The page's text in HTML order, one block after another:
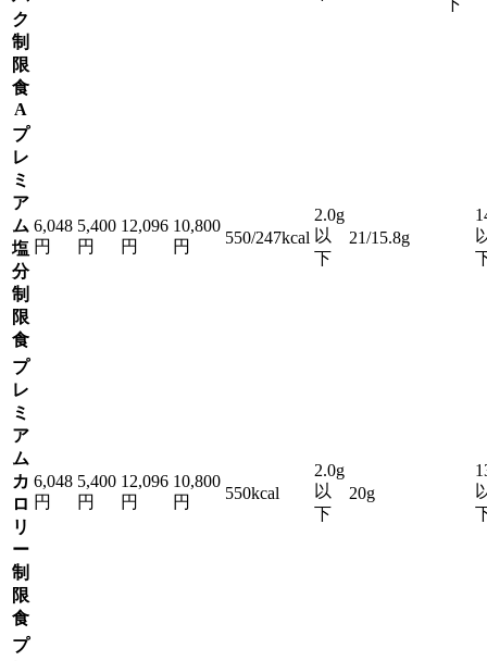
ク
制
限
食
A
プ
レ
ミ
ア
ム
塩
分
制
限
食
6,048
円
5,400
円
12,096
円
10,800
円
550/247kcal
2.0g
以
下
21/15.8g
プ
レ
ミ
ア
ム
カ
ロ
リ
ー
制
限
食
6,048
円
5,400
円
12,096
円
10,800
円
550kcal
2.0g
以
下
20g
プ